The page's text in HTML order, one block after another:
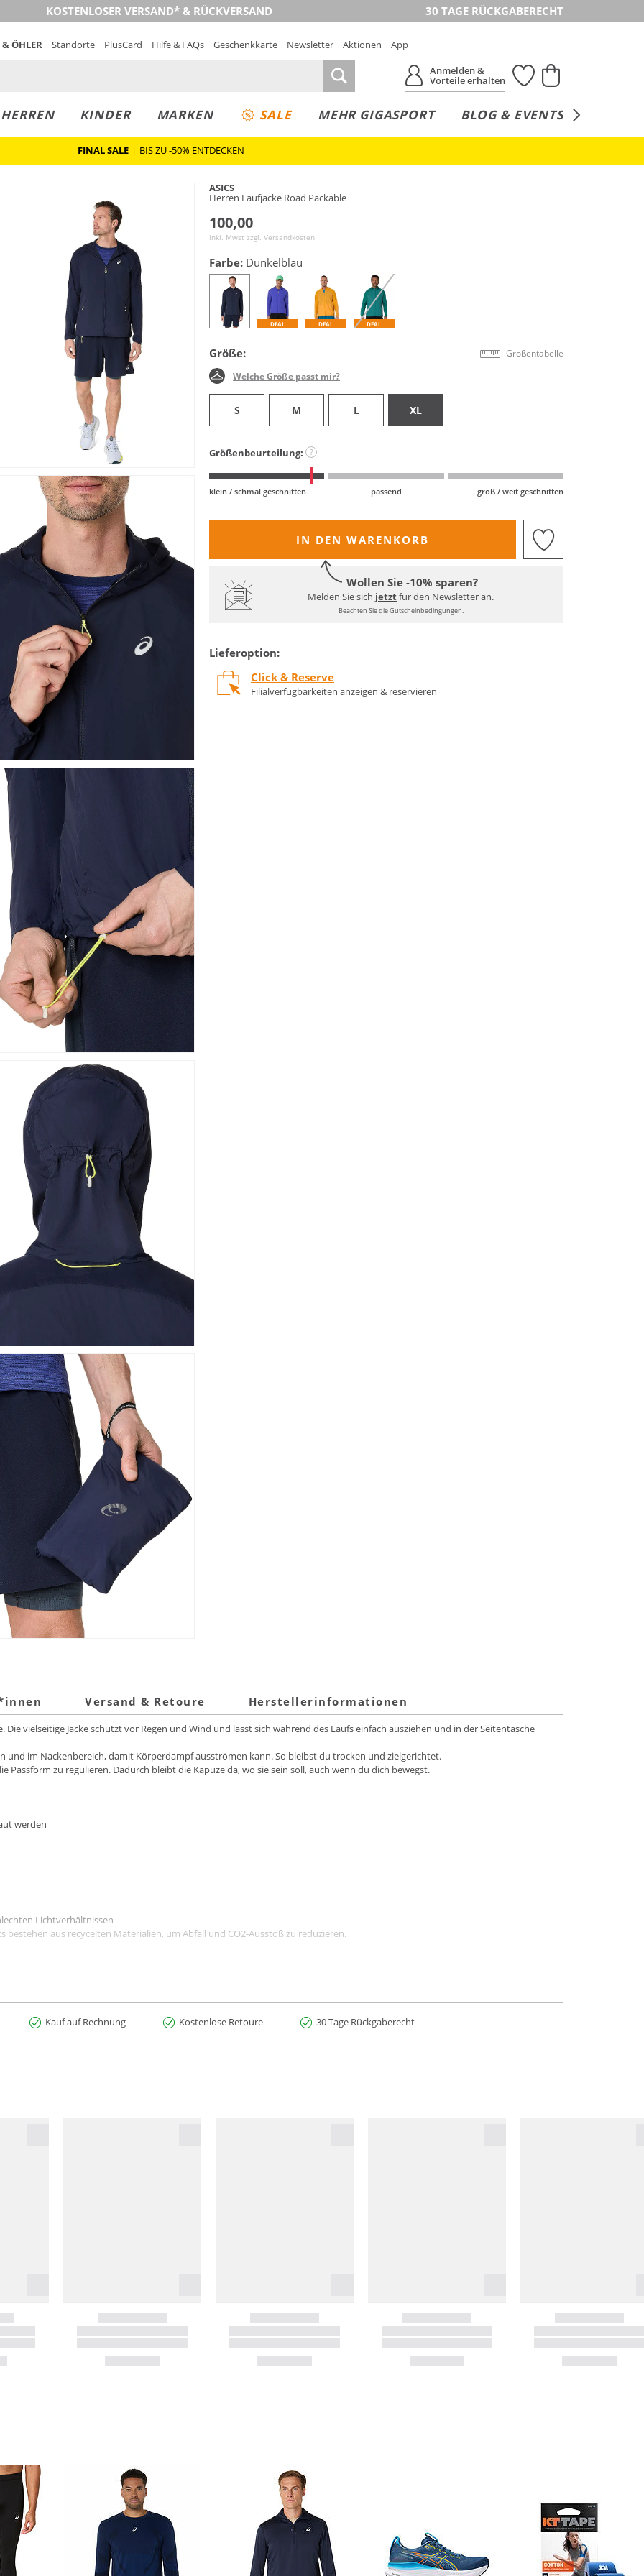
KOSTENLOSER VERSAND* & RÜCKVERSAND 30 TAGE RÜCKGABERECHT
ÖHLER Standorte PlusCard Hilfe & FAQs Geschenkkarte Newsletter Aktionen
App
Anmelden &
Vorteile erhalten
HERREN KINDER MARKEN SALE MEHR GIGASPORT BLOG & EVENTS
FINAL SALE | BIS ZU -50% ENTDECKEN
ASICS
Herren Laufjacke Road Packable
100,00
inkl. Mwst zzgl. Versandkosten
Farbe: Dunkelblau
DEAL DEAL DEAL
Größe: Größentabelle
Welche Größe passt mir?
S M L XL
Größenbeurteilung: ?
klein / schmal geschnitten passend groß / weit geschnitten
IN DEN WARENKORB
Wollen Sie -10% sparen?
Melden Sie sich jetztfür den Newsletter an.
Beachten Sie die Gutscheinbedingungen.
Lieferoption:
Click & Reserve
Filialverfügbarkeiten anzeigen & reservieren
Versand & Retoure Herstellerinformationen
Die vielseitige Jacke schützt vor Regen und Wind und lässt sich während des Laufs einfach ausziehen und in der Seitentasche
und im Nackenbereich, damit Körperdampf ausströmen kann. So bleibst du trocken und zielgerichtet.
Passform zu regulieren. Dadurch bleibt die Kapuze da, wo sie sein soll, auch wenn du dich bewegst.
werden
Lichtverhältnissen
bestehen aus recycelten Materialien, um Abfall und CO2-Ausstoß zu reduzieren.
Kauf auf Rechnung Kostenlose Retoure 30 Tage Rückgaberecht